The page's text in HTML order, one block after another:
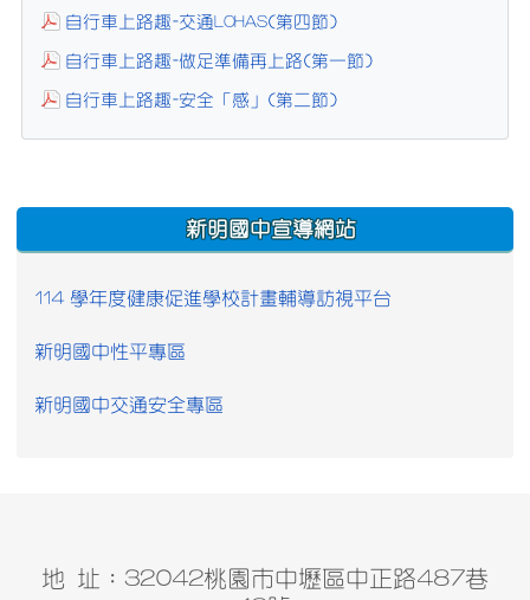
自行車上路趣-交通LOHAS(第四節)
自行車上路趣-做足準備再上路(第一節)
自行車上路趣-安全「感」(第二節)
:::
新明國中宣導網站
114 學年度健康促進學校計畫輔導訪視平台
新明國中性平專區
新明國中交通安全專區
地 址：32042桃園市中壢區中正路487巷